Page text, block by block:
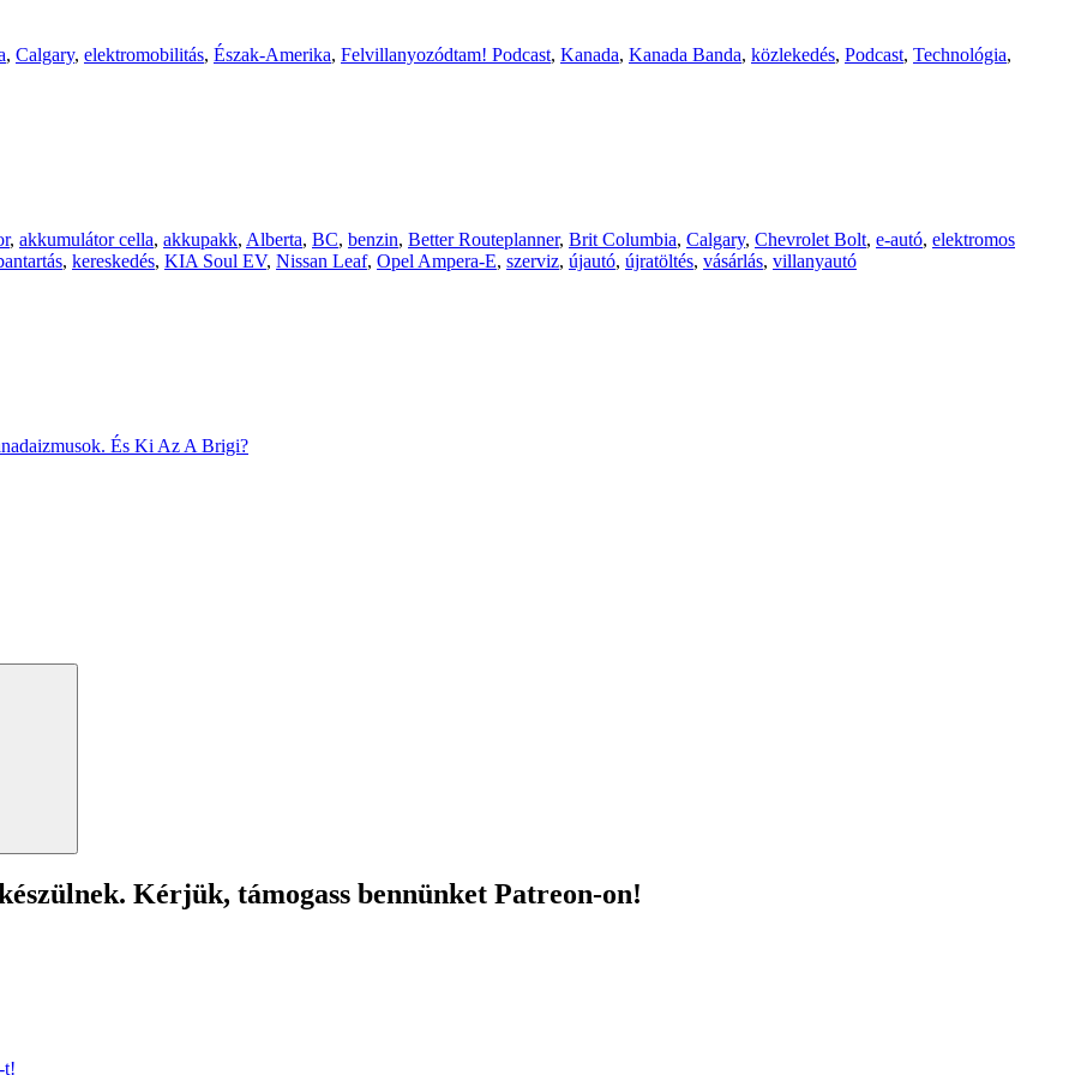
, Calgary, elektromobilitás, Észak-Amerika, Felvillanyozódtam! Podcast, Kanada, Kanada Banda, közlekedés, Podcast, Technológia,
, akkumulátor cella, akkupakk, Alberta, BC, benzin, Better Routeplanner, Brit Columbia, Calgary, Chevrolet Bolt, e-autó, elektromos
, kereskedés, KIA Soul EV, Nissan Leaf, Opel Ampera-E, szerviz, újautó, újratöltés, vásárlás, villanyautó
És Ki Az A Brigi?
Kérjük, támogass bennünket Patreon-on!
t!